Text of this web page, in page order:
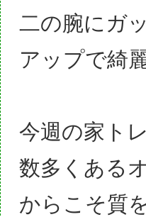
二の腕にガ
アップで綺
今週の家ト
数多くある
からこそ質